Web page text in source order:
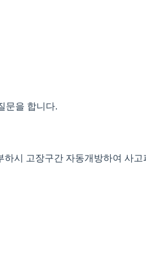
문을 합니다.
시 고장구간 자동개방하여 사고